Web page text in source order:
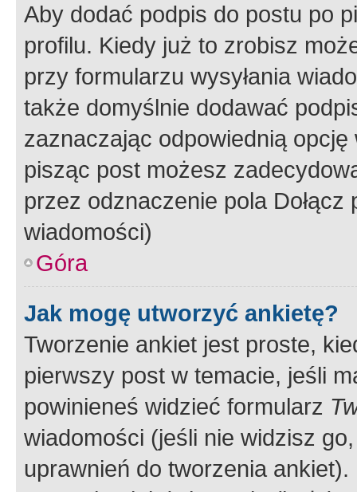
Aby dodać podpis do postu po
profilu. Kiedy już to zrobisz
przy formularzu wysyłania
także domyślnie dodawać
zaznaczając odpowiednią
pisząc post możesz
przez odznaczenie pola
wiadomości)
Góra
Jak mogę utworzyć ankietę?
Tworzenie ankiet jest proste,
pierwszy post w temacie, jeśli
powinieneś widzieć formularz
wiadomości (jeśli nie widzisz
uprawnień do tworzenia